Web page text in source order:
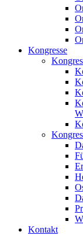
Kongresse
Kontakt